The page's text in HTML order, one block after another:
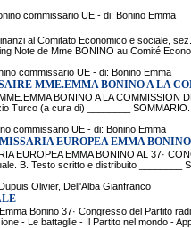
commissario UE - di: Bonino Emma
al Comitato Economico e sociale,
Note de Mme BONINO au Comité
commissario UE - di: Bonino Emma
MME.EMMA BONINO A LA
BONINO A LA
Turco (a cura di) ________
commissario UE - di: Bonino Emma
EUROPEA EMMA BONINO
EUROPEA EMMA BONINO AL 37·
B. Testo scritto e distribuito ________
Olivier, Dell'Alba Gianfranco
Bonino 37· Congresso del Partito
- Le battaglie - Il Partito nel mondo -